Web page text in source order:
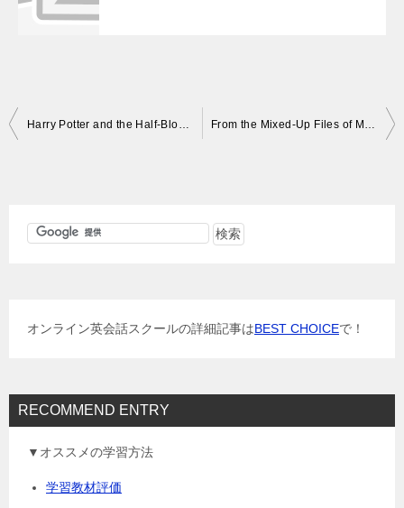
投
オンライン英会話スクールの詳細記事はBEST CHOICEで！
RECOMMEND ENTRY
▼オススメの学習方法
学習教材評価